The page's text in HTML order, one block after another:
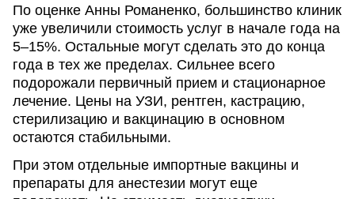
По оценке Анны Романенко, большинство клиник
уже увеличили стоимость услуг в начале года на
5–15%. Остальные могут сделать это до конца
года в тех же пределах. Сильнее всего
подорожали первичный прием и стационарное
лечение. Цены на УЗИ, рентген, кастрацию,
стерилизацию и вакцинацию в основном
остаются стабильными.
При этом отдельные импортные вакцины и
препараты для анестезии могут еще